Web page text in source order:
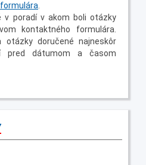
v poradí v akom boli otázky
kontaktného formulára.
otázky doručené najneskôr
pred dátumom a časom